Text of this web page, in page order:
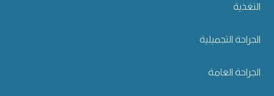
التغذية
الجراحة التجميلية
الجراحة العامة